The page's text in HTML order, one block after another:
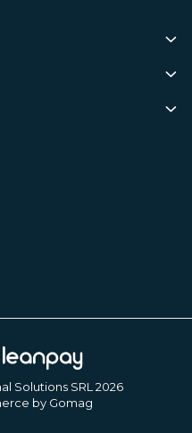
Solutions SRL 2026
by Gomag